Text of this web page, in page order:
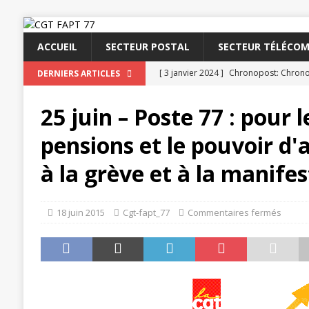
ACCUEIL SECTEUR POSTAL SECTEUR
DERNIERS ARTICLES [ 3 janvier 2024 ] Chronopost:
[ 20 novembre 2023 ]
ACTUALITÉ
[ 15 novembre 2023 ] Postières –
[ 3 avril 2026 ]
la mutuelle à la poste
Mutuelle : encore
POSTAL
[ 19 septembre 2025 ] La Poste -
SECTEUR POSTAL
[ 16 septembre 2025 ]
La Poste –
25 juin – Poste 77 : pour
pensions et le pouvoir
à la grève et à la
18 juin 2015 Cgt-fapt_77 Commentaires fermés